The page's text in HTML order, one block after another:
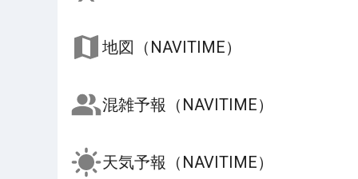
地図（NAVITIME）
混雑予報（NAVITIME）
天気予報（NAVITIME）